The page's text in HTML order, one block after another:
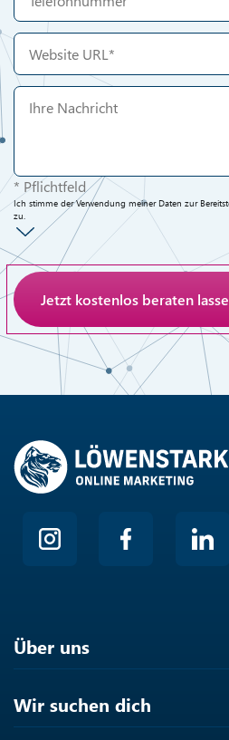
* Pflichtfeld
Ich stimme der Verwendung meiner Daten zur
zu.
Anti-Roboter-Verifizierung
Hier klicken
Über uns
Wir suchen dich